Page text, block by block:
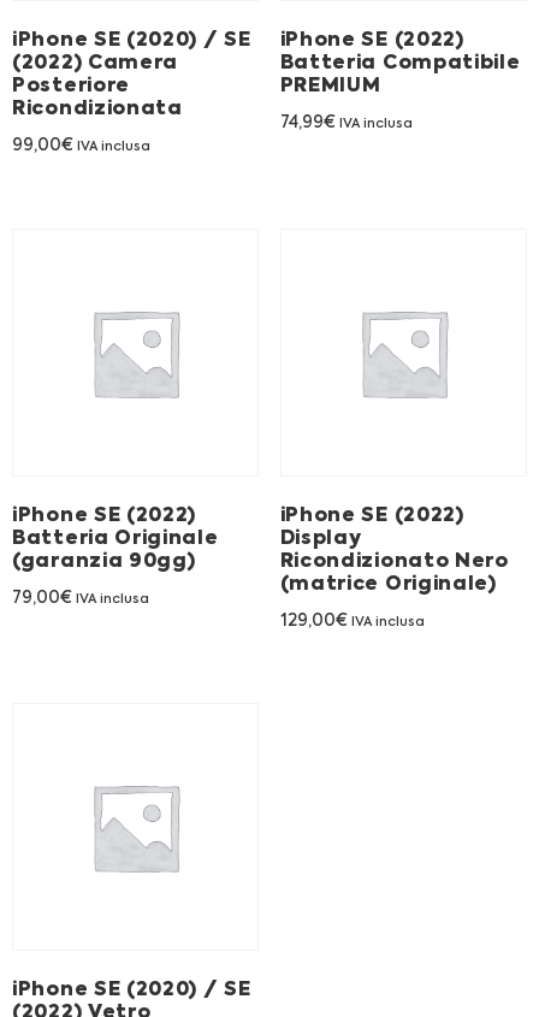
FRANCHISING
Contatti
iPhone SE (2020) / SE
(2022) Camera
Posteriore
Ricondizionata
99,00€ IVA inclusa
iPhone SE (2022)
Batteria Compatibile
PREMIUM
74,99€ IVA inclusa
iPhone SE (2022)
Batteria Originale
(garanzia 90gg)
79,00€ IVA inclusa
iPhone SE (2022)
Display
Ricondizionato Nero
(matrice Originale)
129,00€ IVA inclusa
iPhone SE (2020) / SE
(2022) Vetro